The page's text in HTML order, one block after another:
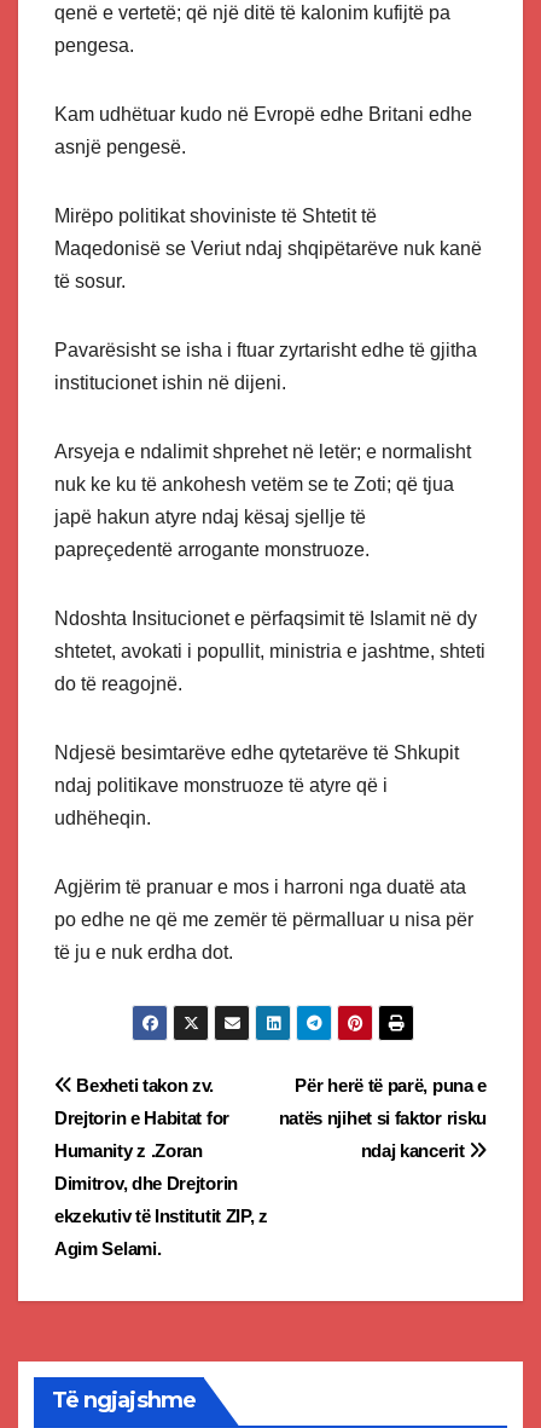
qenë e vertetë; që një ditë të kalonim kufijtë pa
pengesa.
Kam udhëtuar kudo në Evropë edhe Britani edhe
asnjë pengesë.
Mirëpo politikat shoviniste të Shtetit të
Maqedonisë se Veriut ndaj shqipëtarëve nuk kanë
të sosur.
Pavarësisht se isha i ftuar zyrtarisht edhe të gjitha
institucionet ishin në dijeni.
Arsyeja e ndalimit shprehet në letër; e normalisht
nuk ke ku të ankohesh vetëm se te Zoti; që tjua
japë hakun atyre ndaj kësaj sjellje të
papreçedentë arrogante monstruoze.
Ndoshta Insitucionet e përfaqsimit të Islamit në dy
shtetet, avokati i popullit, ministria e jashtme, shteti
do të reagojnë.
Ndjesë besimtarëve edhe qytetarëve të Shkupit
ndaj politikave monstruoze të atyre që i
udhëheqin.
Agjërim të pranuar e mos i harroni nga duatë ata
po edhe ne që me zemër të përmalluar u nisa për
të ju e nuk erdha dot.
Post
navigation
Për herë të parë, puna e
natës njihet si faktor risku
ndaj kancerit
Bexheti takon zv.
Drejtorin e Habitat for
Humanity z .Zoran
Dimitrov, dhe Drejtorin
ekzekutiv të Institutit ZIP, z
Agim Selami.
Të ngjajshme